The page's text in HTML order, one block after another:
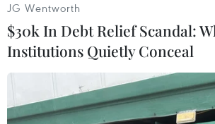
#Viện Hàn lâm Khoa học Na Uy
#Giải thưởng Abel
#Lý thuyết xác suất
JG Wentworth
$30k In Debt Relief Scandal:
Institutions Quietly Conceal